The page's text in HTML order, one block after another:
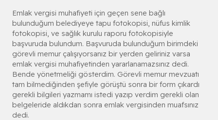
Emlak vergisi muhafiyeti için geçen sene bağlı
bulunduğum belediyeye tapu fotokopisi, nüfus kimlik
fotokopisi, ve sağlık kurulu raporu fotokopisiyle
başvuruda bulundum. Başvuruda bulunduğum birimdeki
görevli memur çalışıyorsanız bir yerden geliriniz varsa
emlak vergisi muhafiyetinden yararlanamazsınız dedi.
Bende yönetmeliği gösterdim. Görevli memur mevzuatı
tam bilmediğinden şefiyle görüştü sonra bir form çıkardı
gerekli bilgileri yazmamı istedi yazıp verdim gerekli olan
belgeleride aldıkdan sonra emlak vergisinden muafsınız
dedi.